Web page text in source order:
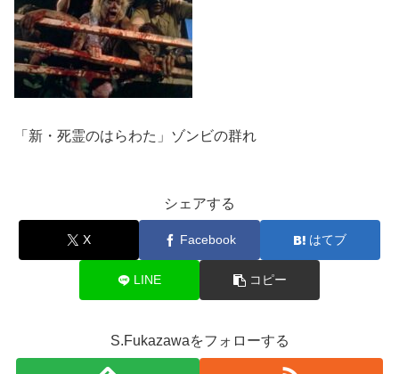
「新・死霊のはらわた」ゾンビの群れ
シェアする
X Facebook はてブ
LINE コピー
S.Fukazawaをフォローする